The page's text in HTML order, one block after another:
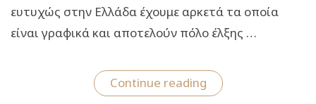
ευτυχώς στην Ελλάδα έχουμε αρκετά τα οποία
είναι γραφικά και αποτελούν πόλο έλξης …
Continue reading“Ελάτη-
Περτούλι: